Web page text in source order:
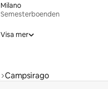
Milano
Semesterboenden
Visa mer
Campsirago